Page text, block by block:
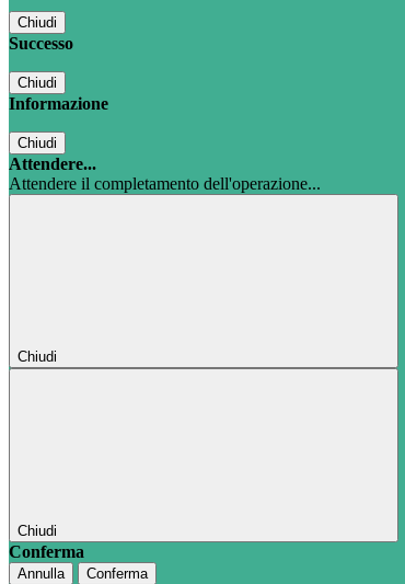
Chiudi
Successo
Chiudi
Informazione
Chiudi
Attendere...
Attendere il completamento dell'operazione...
Chiudi
Chiudi
Conferma
Annulla Conferma